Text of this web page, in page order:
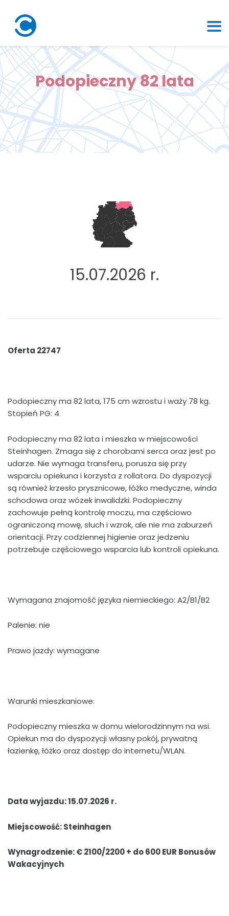
Podopieczny 82 lata
15.07.2026 r.
Oferta 22747
Podopieczny ma 82 lata, 175 cm wzrostu i waży 78 kg.
Stopień PG: 4
Podopieczny ma 82 lata i mieszka w miejscowości
Steinhagen. Zmaga się z chorobami serca oraz jest po
udarze. Nie wymaga transferu, porusza się przy
wsparciu opiekuna i korzysta z rollatora. Do dyspozycji
są również krzesło prysznicowe, łóżko medyczne, winda
schodowa oraz wózek inwalidzki. Podopieczny
zachowuje pełną kontrolę moczu, ma częściowo
ograniczoną mowę, słuch i wzrok, ale nie ma zaburzeń
orientacji. Przy codziennej higienie oraz jedzeniu
potrzebuje częściowego wsparcia lub kontroli opiekuna.
Wymagana znajomość języka niemieckiego: A2/B1/B2
Palenie: nie
Prawo jazdy: wymagane
Warunki mieszkaniowe:
Podopieczny mieszka w domu wielorodzinnym na wsi.
Opiekun ma do dyspozycji własny pokój, prywatną
łazienkę, łóżko oraz dostęp do internetu/WLAN.
Data wyjazdu: 15.07.2026 r.
Miejscowość: Steinhagen
Wynagrodzenie: € 2100/2200 + do 600 EUR Bonusów
Wakacyjnych